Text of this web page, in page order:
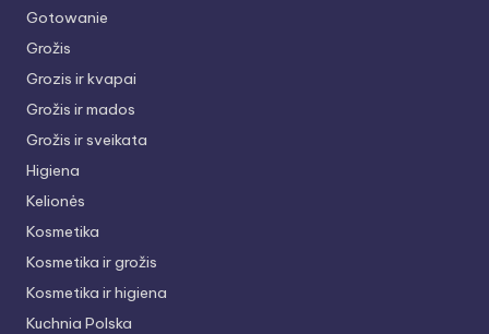
Gotowanie
Grožis
Grozis ir kvapai
Grožis ir mados
Grožis ir sveikata
Higiena
Kelionės
Kosmetika
Kosmetika ir grožis
Kosmetika ir higiena
Kuchnia Polska